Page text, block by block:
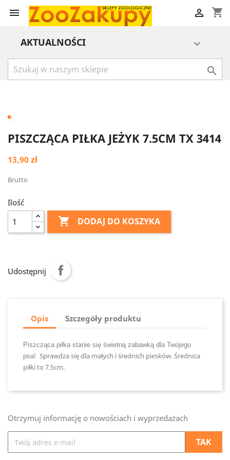
 shopping_cart

AKTUALNOŚCI 

PISZCZĄCA PIŁKA JEŻYK 7.5CM TX 3414
13,90 zł
Brutto
Ilość
 DODAJ DO KOSZYKA
Udostępnij
Opis Szczegóły produktu
Piszcząca piłka stanie się świetną zabawką dla Twojego
psa! Sprawdza się dla małych i średnich piesków. Średnica
piłki to 7.5cm.
Otrzymuj informację o nowościach i wyprzedażach